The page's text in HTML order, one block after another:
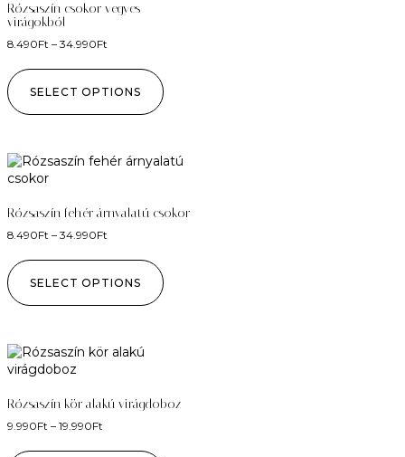
Rózsaszín csokor vegyes
virágokból
8.490Ft – 34.990Ft
SELECT OPTIONS
Rózsaszín fehér árnyalatú csokor
8.490Ft – 34.990Ft
SELECT OPTIONS
Rózsaszín kör alakú virágdoboz
9.990Ft – 19.990Ft